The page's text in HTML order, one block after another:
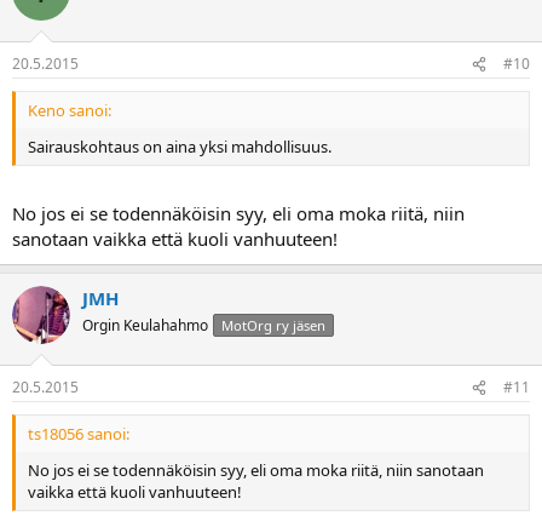
20.5.2015 #10
Keno sanoi:
Sairauskohtaus on aina yksi mahdollisuus.
No jos ei se todennäköisin syy, eli oma moka riitä, niin
sanotaan vaikka että kuoli vanhuuteen!
JMH
Orgin Keulahahmo MotOrg ry jäsen
20.5.2015 #11
ts18056 sanoi:
No jos ei se todennäköisin syy, eli oma moka riitä, niin sanotaan
vaikka että kuoli vanhuuteen!